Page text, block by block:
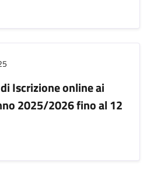
Iscrizione online ai
2025/2026 fino al 12